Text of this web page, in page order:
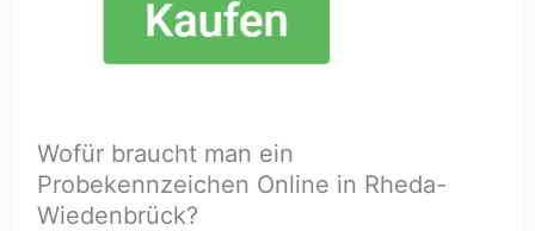
Wofür braucht man ein
Probekennzeichen Online in Rheda-
Wiedenbrück?